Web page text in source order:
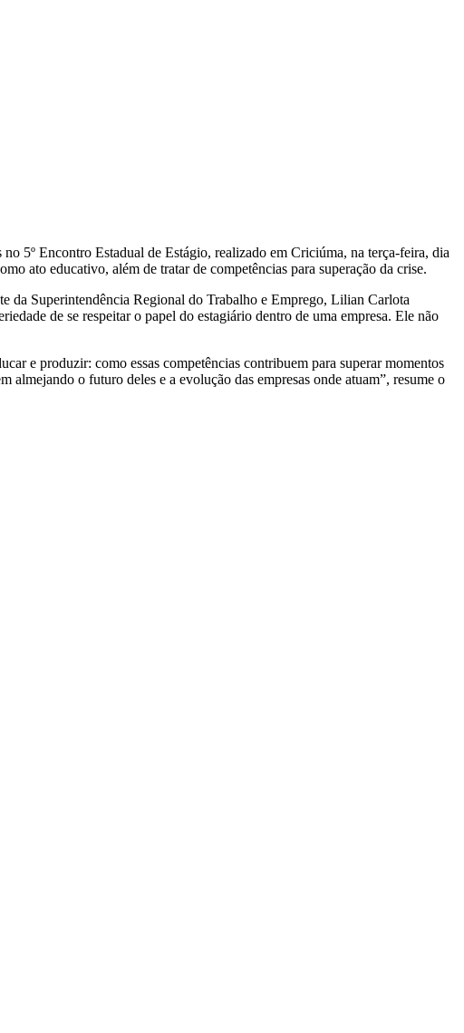
5º Encontro Estadual de Estágio, realizado em Criciúma, na terça-feira, dia
ato educativo, além de tratar de competências para superação da crise.
da Superintendência Regional do Trabalho e Emprego, Lilian Carlota
de se respeitar o papel do estagiário dentro de uma empresa. Ele não
e produzir: como essas competências contribuem para superar momentos
almejando o futuro deles e a evolução das empresas onde atuam”, resume o